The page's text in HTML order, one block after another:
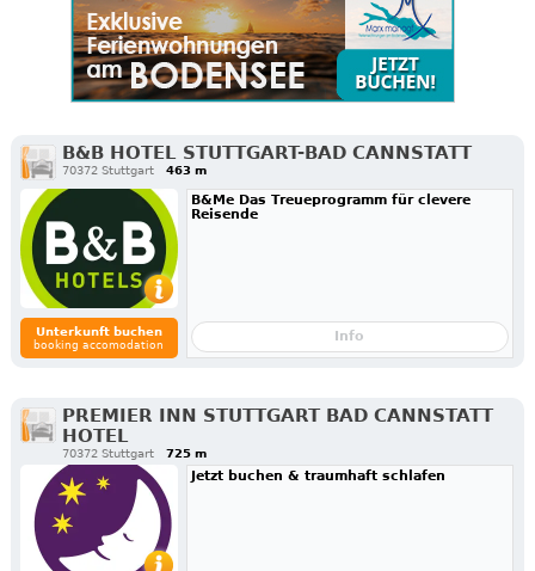
B&B HOTEL STUTTGART-BAD CANNSTATT
70372 Stuttgart 463 m
Unterkunft buchen
booking accomodation
B&Me Das Treueprogramm für clevere
Reisende
Info
PREMIER INN STUTTGART BAD CANNSTATT
HOTEL
70372 Stuttgart 725 m
Jetzt buchen & traumhaft schlafen